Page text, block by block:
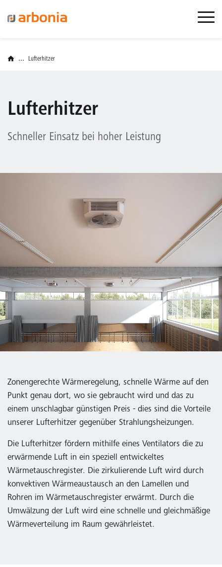
... Lufterhitzer
Lufterhitzer
Schneller Einsatz bei hoher Leistung
Zonengerechte Wärmeregelung, schnelle Wärme auf den
Punkt genau dort, wo sie gebraucht wird und das zu
einem unschlagbar günstigen Preis - dies sind die Vorteile
unserer Lufterhitzer gegenüber Strahlungsheizungen.
Die Lufterhitzer fördern mithilfe eines Ventilators die zu
erwärmende Luft in ein speziell entwickeltes
Wärmetauschregister. Die zirkulierende Luft wird durch
konvektiven Wärmeaustausch an den Lamellen und
Rohren im Wärmetauschregister erwärmt. Durch die
Umwälzung der Luft wird eine schnelle und gleichmäßige
Wärmeverteilung im Raum gewährleistet.